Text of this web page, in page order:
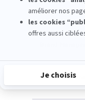
Directeur de
Category